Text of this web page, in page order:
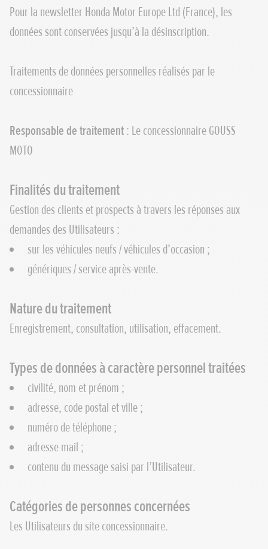
Pour la newsletter Honda Motor Europe Ltd (France), les
données sont conservées jusqu’à la désinscription.
Traitements de données personnelles réalisés par le
concessionnaire
Responsable de traitement: Le concessionnaire GOUSS
MOTO
Finalités du traitement
Gestion des clients et prospects à travers les réponses aux
demandes des Utilisateurs :
sur les véhicules neufs / véhicules d’occasion ;
génériques / service après-vente.
Nature du traitement
Enregistrement, consultation, utilisation, effacement.
Types de données à caractère personnel traitées
civilité, nom et prénom ;
adresse, code postal et ville ;
numéro de téléphone ;
adresse mail ;
contenu du message saisi par l’Utilisateur.
Catégories de personnes concernées
Les Utilisateurs du site concessionnaire.